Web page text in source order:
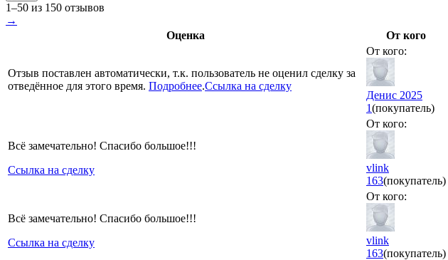
1–50 из 150 отзывов
→
Оценка
От кого
Отзыв поставлен автоматически, т.к. пользователь не оценил сделку за
отведённое для этого время. Подробнее.Ссылка на сделку
От кого:
Денис 2025
1(покупатель)
Всё замечательно! Спасибо большое!!!
Ссылка на сделку
От кого:
vlink
163(покупатель)
Всё замечательно! Спасибо большое!!!
Ссылка на сделку
От кого:
vlink
163(покупатель)